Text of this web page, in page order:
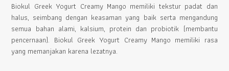
Biokul Greek Yogurt Creamy Mango memiliki tekstur padat dan
halus, seimbang dengan keasaman yang baik serta mengandung
semua bahan alami, kalsium, protein dan probiotik (membantu
pencernaan). Biokul Greek Yogurt Creamy Mango memiliki rasa
yang memanjakan karena lezatnya.